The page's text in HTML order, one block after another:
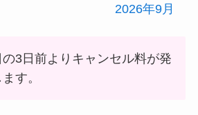
2026年9月
の3日前よりキャンセル料が発
す。